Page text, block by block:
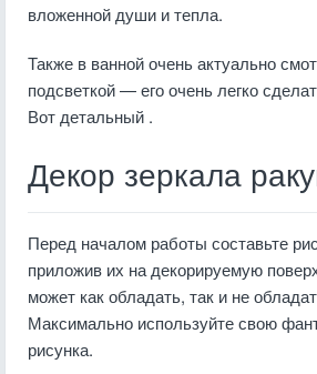
вложенной души и тепла.
Также в ванной очень актуально
подсветкой — его очень легко
Вот детальный .
Декор зеркала
Перед началом работы составьте
приложив их на декорируемую
может как обладать, так и не
Максимально используйте свою
рисунка.